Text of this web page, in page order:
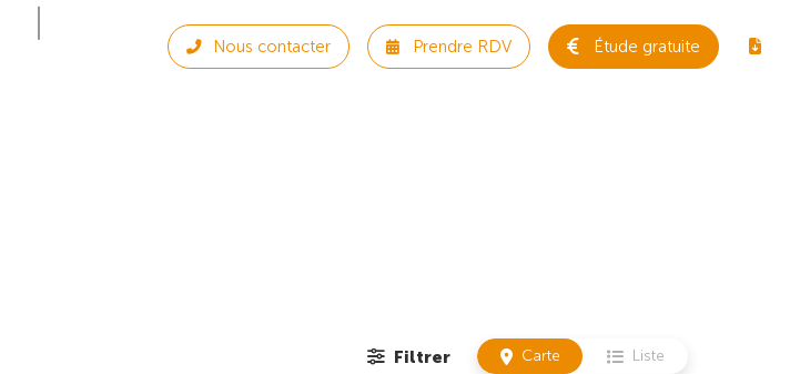
Nous contacter Prendre RDV Étude gratuite
Filtrer Carte Liste